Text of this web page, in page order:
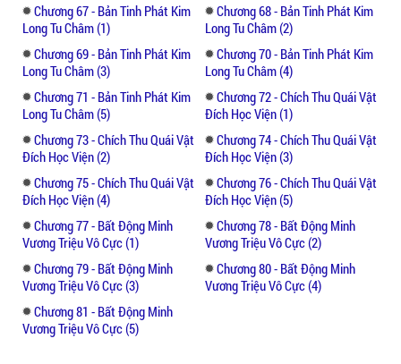
Chương 67 - Bản Tinh Phát Kim
Long Tu Châm (1)
Chương 68 - Bản Tinh Phát Kim
Long Tu Châm (2)
Chương 69 - Bản Tinh Phát Kim
Long Tu Châm (3)
Chương 70 - Bản Tinh Phát Kim
Long Tu Châm (4)
Chương 71 - Bản Tinh Phát Kim
Long Tu Châm (5)
Chương 72 - Chích Thu Quái Vật
Đích Học Viện (1)
Chương 73 - Chích Thu Quái Vật
Đích Học Viện (2)
Chương 74 - Chích Thu Quái Vật
Đích Học Viện (3)
Chương 75 - Chích Thu Quái Vật
Đích Học Viện (4)
Chương 76 - Chích Thu Quái Vật
Đích Học Viện (5)
Chương 77 - Bất Động Minh
Vương Triệu Vô Cực (1)
Chương 78 - Bất Động Minh
Vương Triệu Vô Cực (2)
Chương 79 - Bất Động Minh
Vương Triệu Vô Cực (3)
Chương 80 - Bất Động Minh
Vương Triệu Vô Cực (4)
Chương 81 - Bất Động Minh
Vương Triệu Vô Cực (5)